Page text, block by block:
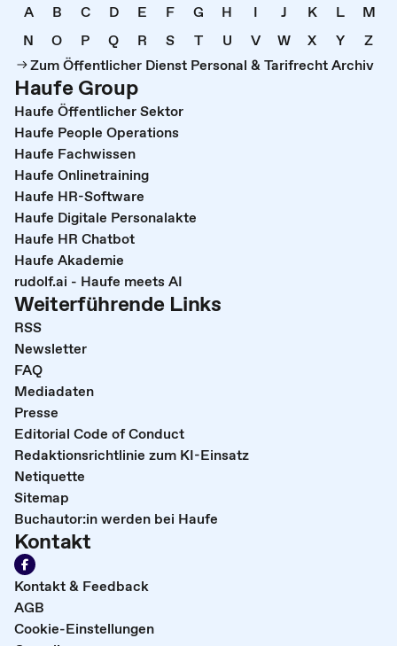
A B C D E F G H I J K L
M
N
O P Q R S T U V W X Y
Z
Zum Öffentlicher Dienst Personal & Tarifrecht Archiv
Haufe Group
Haufe Öffentlicher Sektor
Haufe People Operations
Haufe Fachwissen
Haufe Onlinetraining
Haufe HR-Software
Haufe Digitale Personalakte
Haufe HR Chatbot
Haufe Akademie
rudolf.ai - Haufe meets AI
Weiterführende Links
RSS
Newsletter
FAQ
Mediadaten
Presse
Editorial Code of Conduct
Redaktionsrichtlinie zum KI-Einsatz
Netiquette
Sitemap
Buchautor:in werden bei Haufe
Kontakt
Kontakt & Feedback
AGB
Cookie-Einstellungen